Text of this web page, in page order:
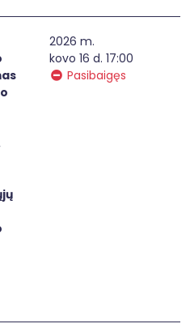
2026 m.
kovo 16 d. 17:00
Pasibaigęs